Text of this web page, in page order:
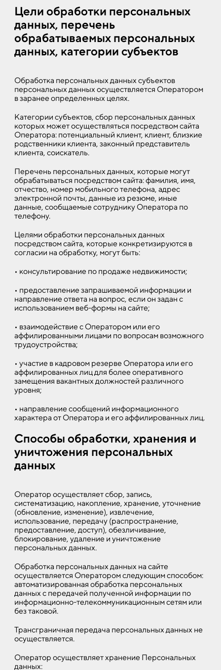
Цели обработки персональных
данных, перечень
обрабатываемых персональных
данных, категории субъектов
Обработка персональных данных субъектов
персональных данных осуществляется Оператором
в заранее определенных целях.
Категории субъектов, сбор персональных данных
которых может осуществляться посредством сайта
Оператора: потенциальный клиент, клиент, близкие
родственники клиента, законный представитель
клиента, соискатель.
Перечень персональных данных, которые могут
обрабатываться посредством сайта: фамилия, имя,
отчество, номер мобильного телефона, адрес
электронной почты, данные из резюме, иные
данные, сообщаемые сотруднику Оператора по
телефону.
Целями обработки персональных данных
посредством сайта, которые конкретизируются в
согласии на обработку, могут быть:
• консультирование по продаже недвижимости;
• предоставление запрашиваемой информации и
направление ответа на вопрос, если он задан с
использованием веб-формы на сайте;
• взаимодействие с Оператором или его
аффилированными лицами по вопросам возможного
трудоустройства;
• участие в кадровом резерве Оператора или его
аффилированных лиц для более оперативного
замещения вакантных должностей различного
уровня;
• направление сообщений информационного
характера от Оператора и его аффилированных лиц.
Способы обработки, хранения и
уничтожения персональных
данных
Оператор осуществляет сбор, запись,
систематизацию, накопление, хранение, уточнение
(обновление, изменение), извлечение,
использование, передачу (распространение,
предоставление, доступ), обезличивание,
блокирование, удаление и уничтожение
персональных данных.
Обработка персональных данных на сайте
осуществляется Оператором следующим способом:
автоматизированная обработка персональных
данных с передачей полученной информации по
информационно-телекоммуникационным сетям или
без таковой.
Трансграничная передача персональных данных не
осуществляется.
Оператор осуществляет хранение Персональных
данных: